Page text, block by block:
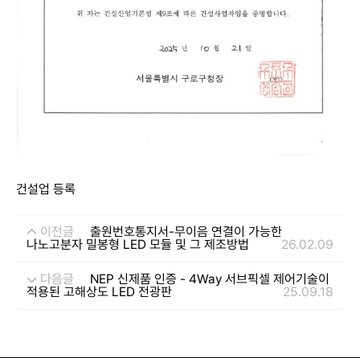
건설업 등록
이전글
출원번호통지서-무이음 연결이 가능한
나노고분자 밀봉형 LED 모듈 및 그 제조방법
26.02.09
다음글
NEP 신제품 인증 - 4Way 서브픽셀 제어기술이
적용된 고해상도 LED 전광판
25.09.18